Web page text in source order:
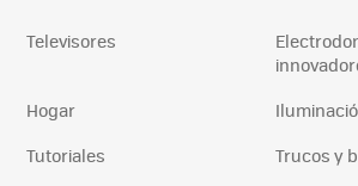
Televisores
Hogar
Tutoriales
Trucos y